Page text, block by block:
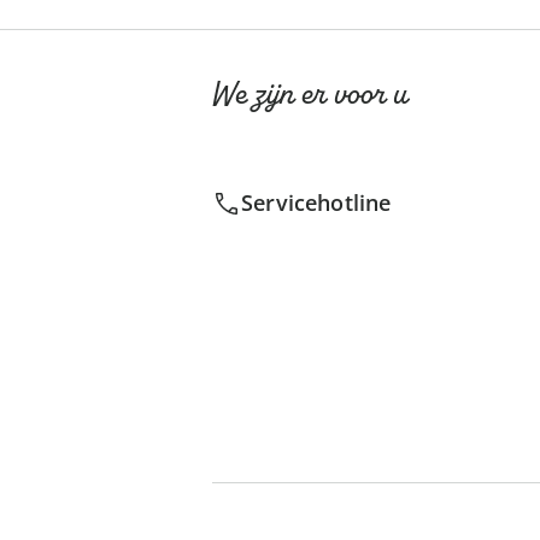
We zijn er voor u
Servicehotline